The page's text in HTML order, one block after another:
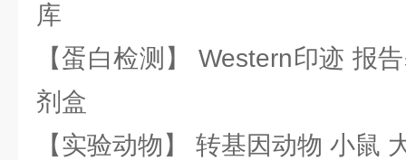
库
【蛋白检测】 Western印迹 报
剂盒
【实验动物】 转基因动物 小鼠